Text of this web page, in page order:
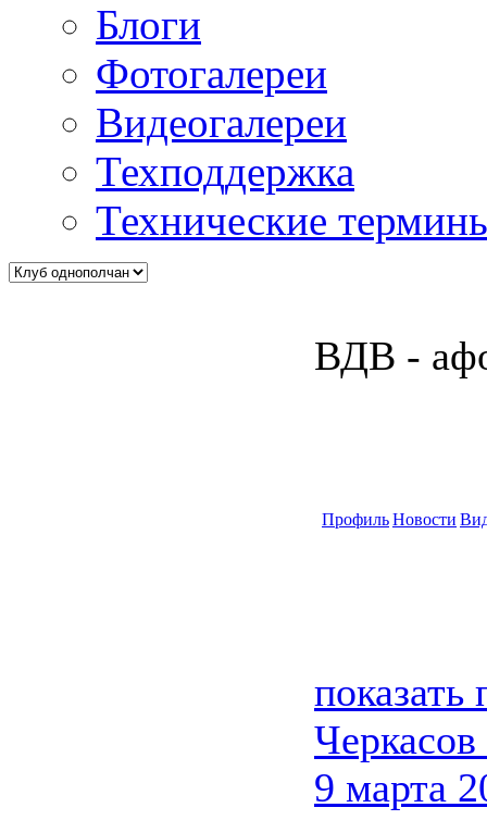
Блоги
Фотогалереи
Видеогалереи
Техподдержка
Технические
ВДВ -
ПрофильНовости
9 марта